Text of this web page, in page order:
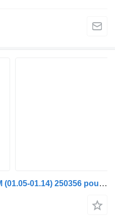
Direction assistée Volvo FM (01.05-01.14) 250356 pour camion Volvo FM7-FM12, FM, FMX (1998-2014)